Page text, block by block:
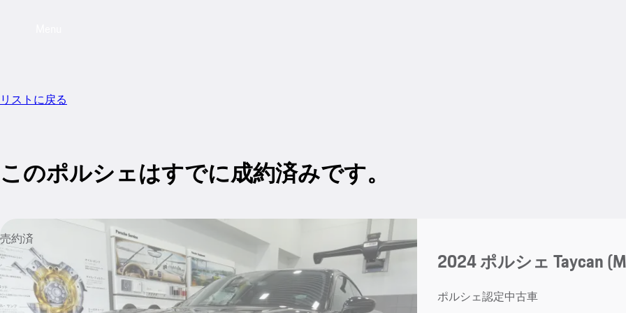
リストに戻る
このポルシェはすでに成約済みです。
売約済
2024 ポルシェ Taycan
ポルシェ認定中古車